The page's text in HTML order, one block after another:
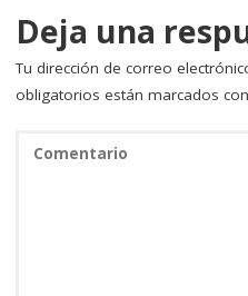
k
Deja una
Tu dirección de correo
obligatorios están marcados con